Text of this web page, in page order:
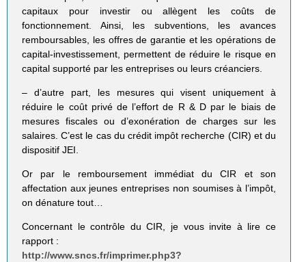
capitaux pour investir ou allègent les coûts de
fonctionnement. Ainsi, les subventions, les avances
remboursables, les offres de garantie et les opérations de
capital-investissement, permettent de réduire le risque en
capital supporté par les entreprises ou leurs créanciers.
– d’autre part, les mesures qui visent uniquement à
réduire le coût privé de l’effort de R & D par le biais de
mesures fiscales ou d’exonération de charges sur les
salaires. C’est le cas du crédit impôt recherche (CIR) et du
dispositif JEI.
Or par le remboursement immédiat du CIR et son
affectation aux jeunes entreprises non soumises à l’impôt,
on dénature tout…
Concernant le contrôle du CIR, je vous invite à lire ce
rapport :
http://www.sncs.fr/imprimer.php3?